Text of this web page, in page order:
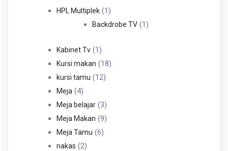
HPL Multiplek 11
Produk
Backdrobe TV 11
Kabinet Tv 11
Produk
Kursi makan 1818
kursi tamu 1212
Meja 44
Produk
Meja belajar 33
Produk
Meja Makan 99
Meja Tamu 66
nakas 22